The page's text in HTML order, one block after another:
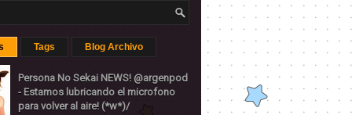
Tags Blog Archivo
Persona No Sekai NEWS! @argenpod
- Estamos lubricando el microfono
para volver al aire! (*w*)/